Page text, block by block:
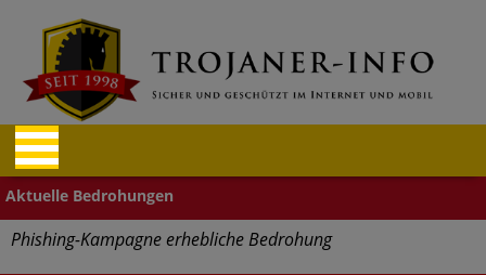
Phishing-Kampagne erhebliche Bedrohung